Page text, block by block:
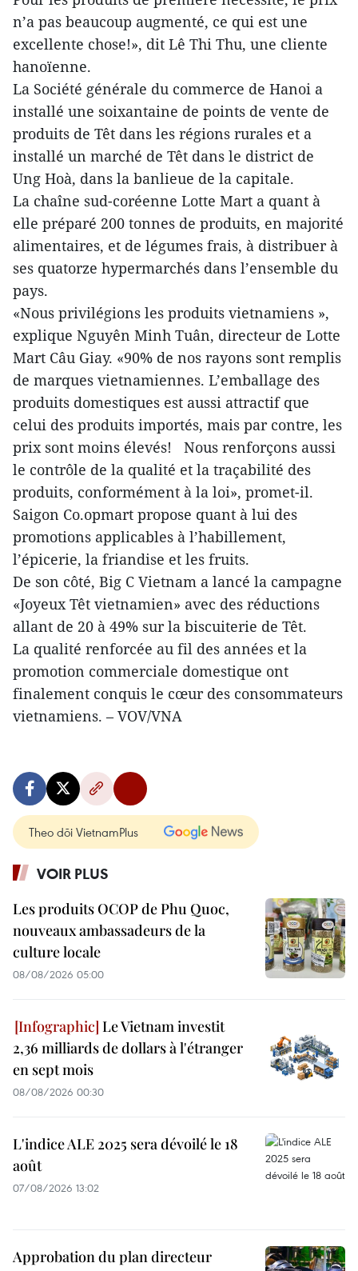
n’a pas beaucoup augmenté, ce qui est une
excellente chose!», dit Lê Thi Thu, une cliente
hanoïenne.
La Société générale du commerce de Hanoi a
installé une soixantaine de points de vente de
produits de Têt dans les régions rurales et a
installé un marché de Têt dans le district de
Ung Hoà, dans la banlieue de la capitale.
La chaîne sud-coréenne Lotte Mart a quant à
elle préparé 200 tonnes de produits, en majorité
alimentaires, et de légumes frais, à distribuer à
ses quatorze hypermarchés dans l’ensemble du
pays.
«Nous privilégions les produits vietnamiens »,
explique Nguyên Minh Tuân, directeur de Lotte
Mart Câu Giay. «90% de nos rayons sont remplis
de marques vietnamiennes. L’emballage des
produits domestiques est aussi attractif que
celui des produits importés, mais par contre, les
prix sont moins élevés! Nous renforçons aussi
le contrôle de la qualité et la traçabilité des
produits, conformément à la loi», promet-il.
Saigon Co.opmart propose quant à lui des
promotions applicables à l’habillement,
l’épicerie, la friandise et les fruits.
De son côté, Big C Vietnam a lancé la campagne
«Joyeux Têt vietnamien» avec des réductions
allant de 20 à 49% sur la biscuiterie de Têt.
La qualité renforcée au fil des années et la
promotion commerciale domestique ont
finalement conquis le cœur des consommateurs
vietnamiens. – VOV/VNA
Theo dõi VietnamPlus
VOIR PLUS
Les produits OCOP de Phu Quoc,
nouveaux ambassadeurs de la
culture locale
08/08/2026 05:00
Le Vietnam investit
2,36 milliards de dollars à l'étranger
en sept mois
08/08/2026 00:30
L'indice ALE 2025 sera dévoilé le 18
août
07/08/2026 13:02
Approbation du plan directeur